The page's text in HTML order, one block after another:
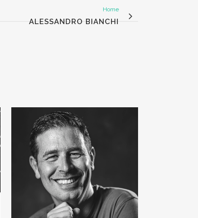
Home
ALESSANDRO BIANCHI
VIEW